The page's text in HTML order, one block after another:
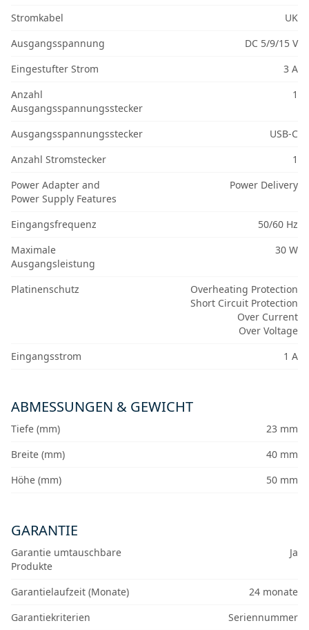
Stromkabel
UK
Ausgangsspannung
DC 5/9/15 V
Eingestufter Strom
3 A
Anzahl
Ausgangsspannungsstecker
1
Ausgangsspannungsstecker
USB-C
Anzahl Stromstecker
1
Power Adapter and
Power Supply Features
Power Delivery
Eingangsfrequenz
50/60 Hz
Maximale
Ausgangsleistung
30 W
Platinenschutz
Overheating Protection
Short Circuit Protection
Over Current
Over Voltage
Eingangsstrom
1 A
ABMESSUNGEN & GEWICHT
Tiefe (mm)
23 mm
Breite (mm)
40 mm
Höhe (mm)
50 mm
GARANTIE
Garantie umtauschbare
Produkte
Ja
Garantielaufzeit (Monate)
24 monate
Garantiekriterien
Seriennummer